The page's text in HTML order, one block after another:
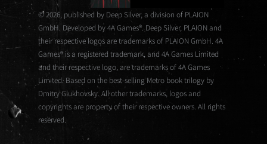
© 2026, published by Deep Silver, a division of PLAION
GmbH. Developed by 4A Games®. Deep Silver, PLAION and
their respective logos are trademarks of PLAION GmbH. 4A
Games® is a registered trademark, and 4A Games Limited
and their respective logo, are trademarks of 4A Games
Limited. Based on the best-selling Metro book trilogy by
Dmitry Glukhovsky. All other trademarks, logos and
copyrights are property of their respective owners. All rights
reserved.